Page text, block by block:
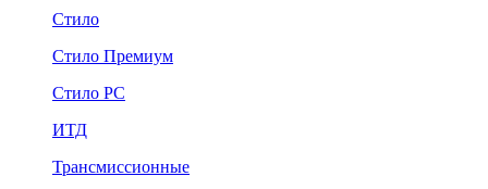
Стило
Стило Премиум
Стило РС
ИТД
Трансмиссионные